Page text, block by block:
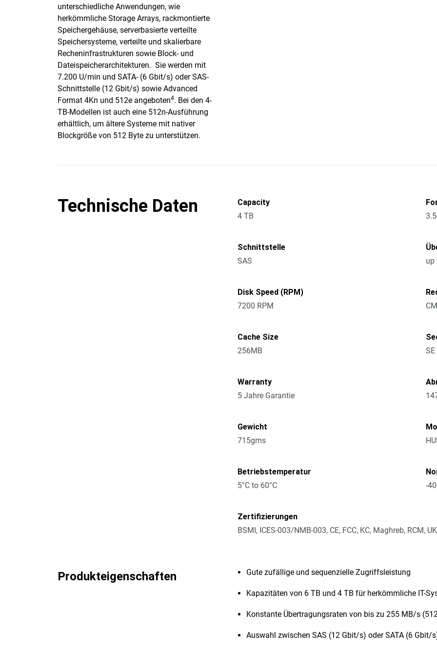
unterschiedliche Anwendungen, wie
herkömmliche Storage Arrays, rackmontierte
Speichergehäuse, serverbasierte verteilte
Speichersysteme, verteilte und skalierbare
Recheninfrastrukturen sowie Block- und
Dateispeicherarchitekturen. Sie werden mit
7.200 U/min und SATA- (6 Gbit/s) oder SAS-
Schnittstelle (12 Gbit/s) sowie Advanced
Format 4Kn und 512e angeboten4. Bei den 4-
TB-Modellen ist auch eine 512n-Ausführung
erhältlich, um ältere Systeme mit nativer
Blockgröße von 512 Byte zu unterstützen.
Technische Daten
Capacity
4 TB
Schnittstelle
SAS
up
Disk Speed (RPM)
7200 RPM
Cache Size
256MB
SE
Warranty
5 Jahre Garantie
Gewicht
715gms
Betriebstemperatur
5°C to 60°C
-
Zertifizierungen
BSMI, ICES-003/NMB-003, CE, FCC, KC, Maghreb, RCM,
Produkteigenschaften Gute zufällige und sequenzielle Zugriffsleistung
Kapazitäten von 6 TB und 4 TB für herkömmliche IT-
Konstante Übertragungsraten von bis zu 255 MB/s
Auswahl zwischen SAS (12 Gbit/s) oder SATA (6 Gbit/